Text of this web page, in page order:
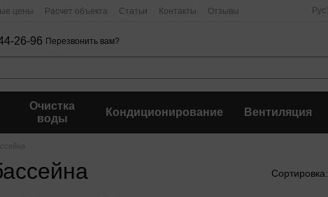
цены Расчет объекта Статьи Контакты Отзывы Рус
26-96 Перезвонить вам?
Очистка
воды
Кондиционирование Вентиляция
Сортировка: